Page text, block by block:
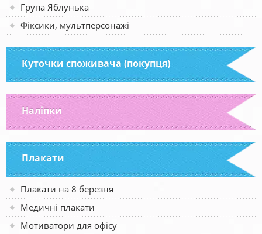
Група Яблунька
Фіксики, мультперсонажі
Куточки споживача (покупця)
Наліпки
Плакати
Плакати на 8 березня
Медичні плакати
Мотиватори для офісу